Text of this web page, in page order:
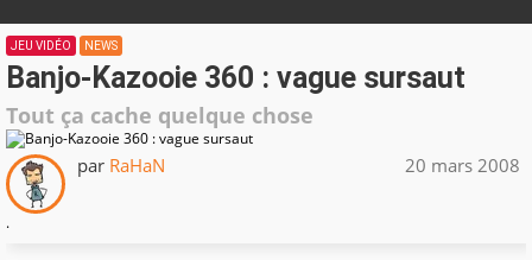
JEU VIDÉO NEWS
Banjo-Kazooie 360 : vague sursaut
Tout ça cache quelque chose
par RaHaN 20 mars 2008
.